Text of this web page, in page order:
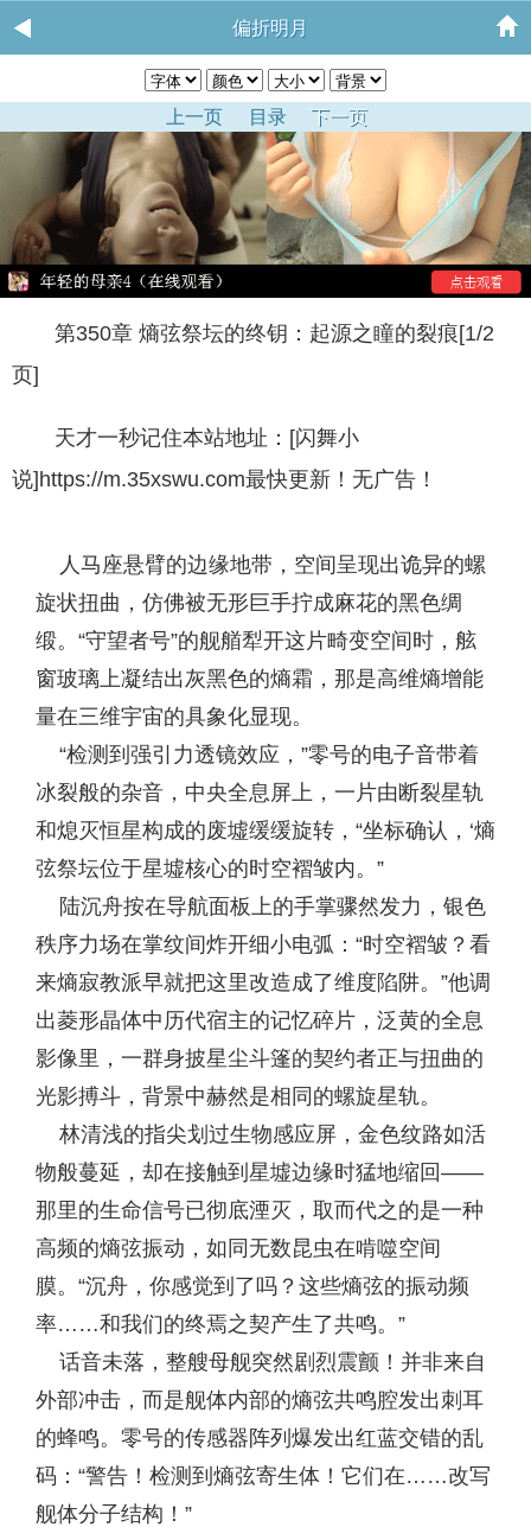
偏折明月
上一页 目录 下一页
第350章 熵弦祭坛的终钥：起源之瞳的裂痕[1/2
页]
天才一秒记住本站地址：[闪舞小
说]https://m.35xswu.com最快更新！无广告！
人马座悬臂的边缘地带，空间呈现出诡异的螺
旋状扭曲，仿佛被无形巨手拧成麻花的黑色绸
缎。“守望者号”的舰艏犁开这片畸变空间时，舷
窗玻璃上凝结出灰黑色的熵霜，那是高维熵增能
量在三维宇宙的具象化显现。
“检测到强引力透镜效应，”零号的电子音带着
冰裂般的杂音，中央全息屏上，一片由断裂星轨
和熄灭恒星构成的废墟缓缓旋转，“坐标确认，‘熵
弦祭坛位于星墟核心的时空褶皱内。”
陆沉舟按在导航面板上的手掌骤然发力，银色
秩序力场在掌纹间炸开细小电弧：“时空褶皱？看
来熵寂教派早就把这里改造成了维度陷阱。”他调
出菱形晶体中历代宿主的记忆碎片，泛黄的全息
影像里，一群身披星尘斗篷的契约者正与扭曲的
光影搏斗，背景中赫然是相同的螺旋星轨。
林清浅的指尖划过生物感应屏，金色纹路如活
物般蔓延，却在接触到星墟边缘时猛地缩回——
那里的生命信号已彻底湮灭，取而代之的是一种
高频的熵弦振动，如同无数昆虫在啃噬空间
膜。“沉舟，你感觉到了吗？这些熵弦的振动频
率……和我们的终焉之契产生了共鸣。”
话音未落，整艘母舰突然剧烈震颤！并非来自
外部冲击，而是舰体内部的熵弦共鸣腔发出刺耳
的蜂鸣。零号的传感器阵列爆发出红蓝交错的乱
码：“警告！检测到熵弦寄生体！它们在……改写
舰体分子结构！”